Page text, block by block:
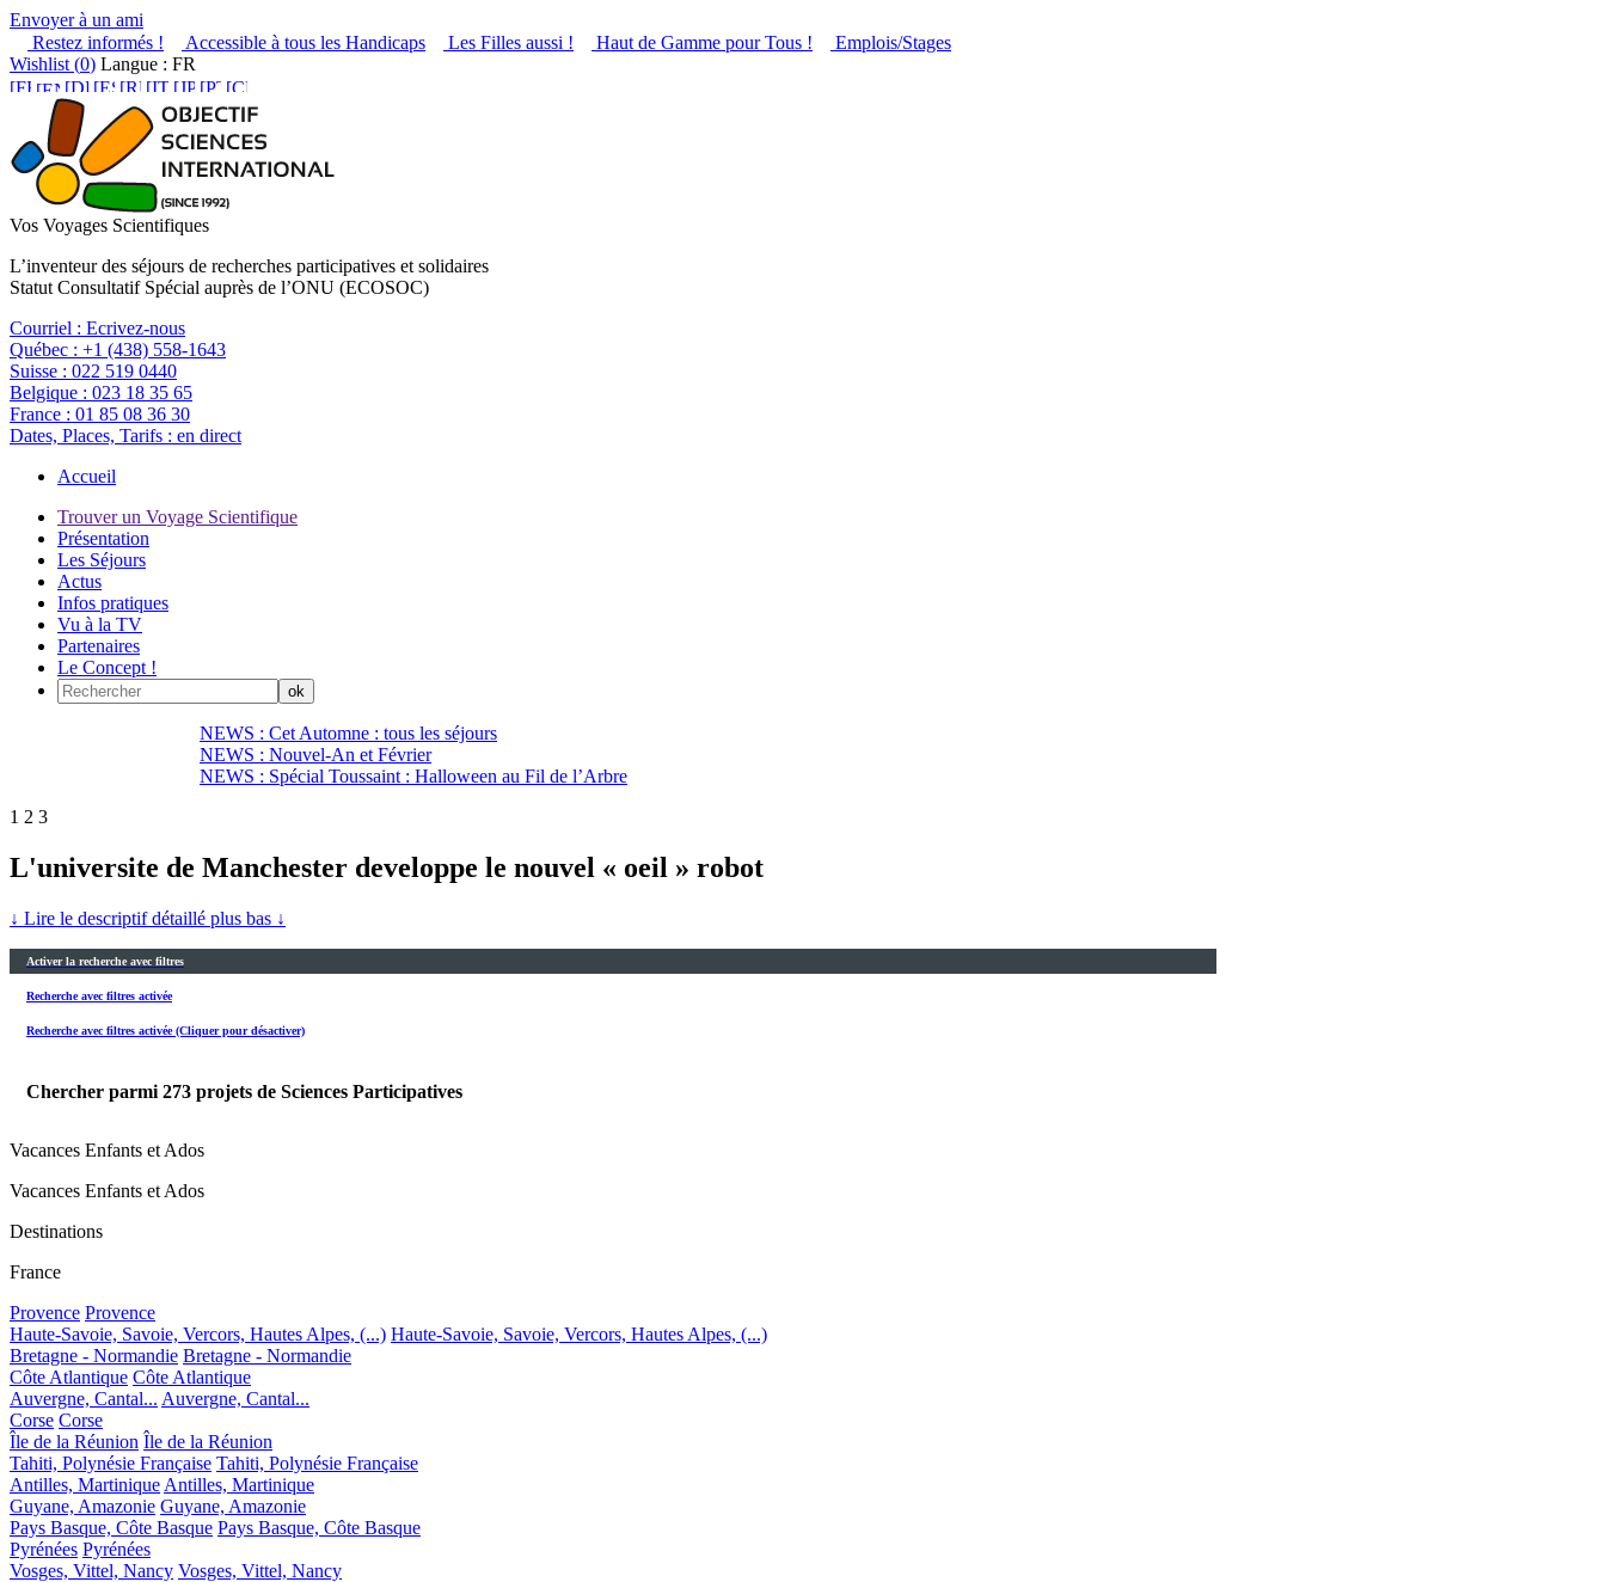
Envoyer à un ami
Restez informés !
Accessible à tous les Handicaps Les Filles aussi ! Haut de Gamme pour Tous !
Emplois/Stages
Wishlist (0) Langue : FR
Vos Voyages Scientifiques
L’inventeur des séjours de recherches participatives et solidaires
Statut Consultatif Spécial auprès de l’ONU (ECOSOC)
Courriel : Ecrivez-nous
Québec : +1 (438) 558-1643
Suisse : 022 519 0440
Belgique : 023 18 35 65
France : 01 85 08 36 30
Dates, Places, Tarifs : en direct
Accueil
Trouver un Voyage Scientifique
Présentation
Les Séjours
Actus
Infos pratiques
Vu à la TV
Partenaires
Le Concept !
NEWS : Cet Automne : tous les séjours
NEWS : Nouvel-An et Février
NEWS : Spécial Toussaint : Halloween au Fil de l’Arbre
1 2 3
L'universite de Manchester developpe le nouvel « oeil » robot
↓ Lire le descriptif détaillé plus bas ↓
Activer la recherche avec filtres
Recherche avec filtres activée
Recherche avec filtres activée (Cliquer pour désactiver)
Chercher parmi 273 projets de Sciences Participatives
Vacances Enfants et Ados
Vacances Enfants et Ados
Destinations
France
Provence Provence
Haute-Savoie, Savoie, Vercors, Hautes Alpes, (...) Haute-Savoie, Savoie, Vercors, Hautes Alpes, (...)
Bretagne - Normandie Bretagne - Normandie
Côte Atlantique Côte Atlantique
Auvergne, Cantal... Auvergne, Cantal...
Corse Corse
Île de la Réunion Île de la Réunion
Tahiti, Polynésie Française Tahiti, Polynésie Française
Antilles, Martinique Antilles, Martinique
Guyane, Amazonie Guyane, Amazonie
Pays Basque, Côte Basque Pays Basque, Côte Basque
Pyrénées Pyrénées
Vosges, Vittel, Nancy Vosges, Vittel, Nancy